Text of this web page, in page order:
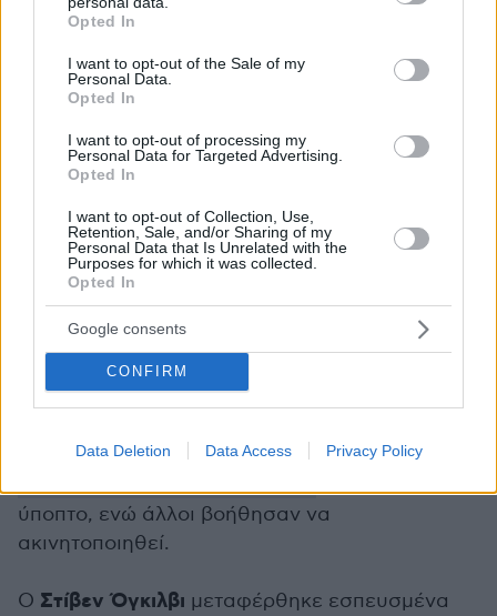
grant or deny consent to Google and its third-party tags to
use your data for below specified purposes in below Google
consent section.
Opted In
I want to opt-out of the Sale of my
Personal Data.
Opted In
I want to opt-out of processing my
Personal Data for Targeted Advertising.
Opted In
I want to opt-out of Collection, Use,
Retention, Sale, and/or Sharing of my
Personal Data that Is Unrelated with the
Purposes for which it was collected.
Opted In
Google consents
CONFIRM
Data Deletion Data Access Privacy Policy
δικαστηρίου στο Μπέλφαστ.
Ο υπουργός για τη Βόρεια Ιρλανδία,
Χίλαρι
Μπεν,δήλωσε ότι δεν γνωρίζει την απάντηση
στο «εύλογο ερώτημα» σχετικά με το πώς
ακριβώς εισήλθε στη χώρα.
Ο σκιώδης υπουργός Εσωτερικών, Κρις Φιλπ,
χαρακτήρισε την επίθεση «αποτρόπαιη» και
ζήτησε τη δημοσιοποίηση όλων των στοιχείων
για την εθνικότητα και το μεταναστευτικό
καθεστώς του υπόπτου.
Κατά τη διάρκεια της επίθεσης, περαστικοί
Μεταξύ αυτών ήτανένας άνδρας που
κρατούσε μπαστούνι χέρλινγκ
ύποπτο, ενώ άλλοι βοήθησαν να
ακινητοποιηθεί.
Ο Στίβεν Όγκιλβι μεταφέρθηκε εσπευσμένα